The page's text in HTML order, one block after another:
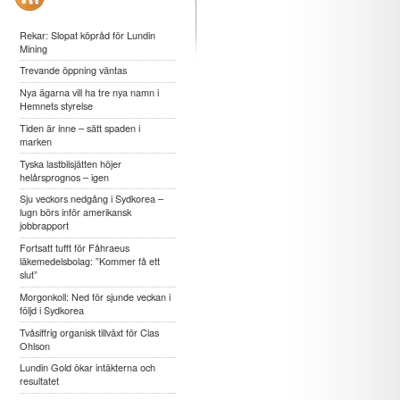
Rekar: Slopat köpråd för Lundin
Mining
Trevande öppning väntas
Nya ägarna vill ha tre nya namn i
Hemnets styrelse
Tiden är inne – sätt spaden i
marken
Tyska lastbilsjätten höjer
helårsprognos – igen
Sju veckors nedgång i Sydkorea –
lugn börs inför amerikansk
jobbrapport
Fortsatt tufft för Fåhraeus
läkemedelsbolag: ”Kommer få ett
slut”
Morgonkoll: Ned för sjunde veckan i
följd i Sydkorea
Tvåsiffrig organisk tillväxt för Clas
Ohlson
Lundin Gold ökar intäkterna och
resultatet